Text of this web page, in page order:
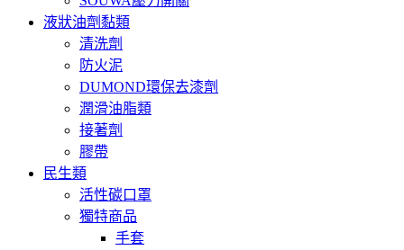
液狀油劑黏類
清洗劑
防火泥
DUMOND環保去漆劑
潤滑油脂類
接著劑
膠帶
民生類
活性碳口罩
獨特商品
手套